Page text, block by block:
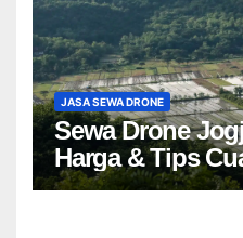
JASA SEWA DRONE
Sewa Drone
Harga & Tips